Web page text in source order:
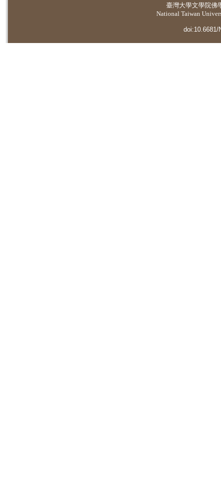
臺灣大學文學院佛
National Taiwan
doi:10.6681/